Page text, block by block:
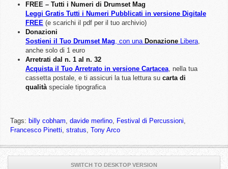
FREE – Tutti i Numeri di Drumset Mag
Leggi Gratis Tutti i Numeri Pubblicati in versione Digitale
FREE (e scarichi il pdf per il tuo archivio)
Donazioni
Sostieni il Tuo Drumset Mag, con una Donazione Libera,
anche solo di 1 euro
Arretrati dal n. 1 al n. 32
Acquista il Tuo Arretrato in versione Cartacea, nella tua
cassetta postale, e ti assicuri la tua lettura su carta di
qualitàspeciale tipografica
Tags: billy cobham, davide merlino, Festival di Percussioni,
Francesco Pinetti, stratus, Tony Arco
SWITCH TO DESKTOP VERSION